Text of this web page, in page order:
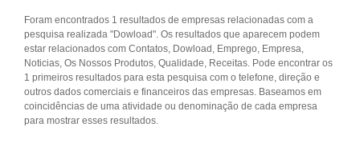
Foram encontrados 1 resultados de empresas relacionadas com a
pesquisa realizada "Dowload". Os resultados que aparecem podem
estar relacionados com Contatos, Dowload, Emprego, Empresa,
Noticias, Os Nossos Produtos, Qualidade, Receitas. Pode encontrar os
1 primeiros resultados para esta pesquisa com o telefone, direção e
outros dados comerciais e financeiros das empresas. Baseamos em
coincidências de uma atividade ou denominação de cada empresa
para mostrar esses resultados.